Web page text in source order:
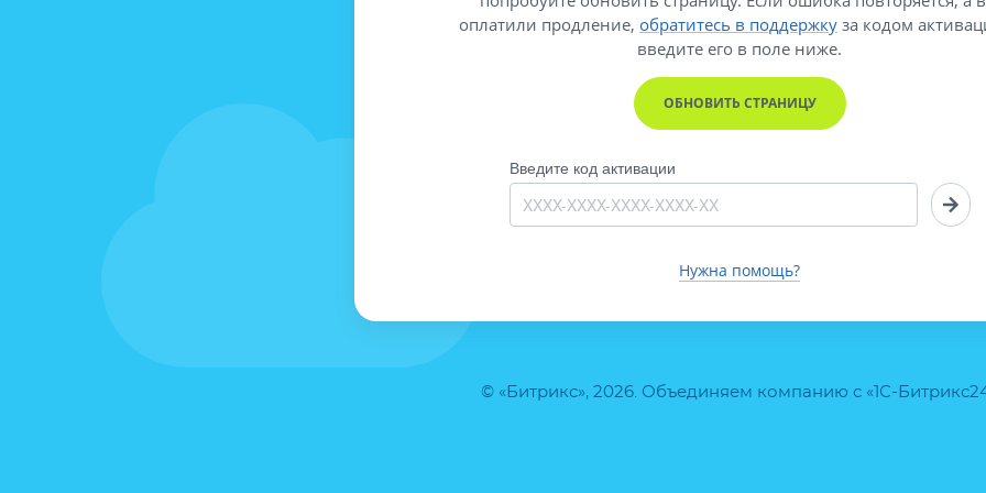
© «Битрикс», 2026. Объединяем компанию с «1С-
оплатили продление, обратитесь в поддержку за кодом
введите его в поле ниже.
ОБНОВИТЬ СТРАНИЦУ
Введите код активации
Нужна помощь?